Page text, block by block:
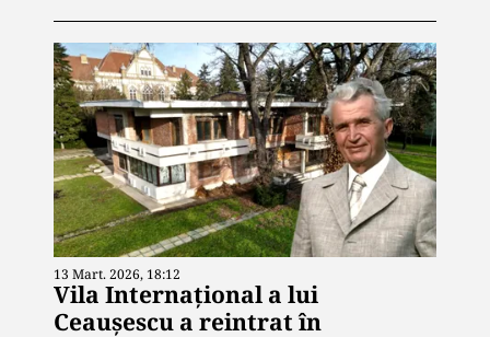
13 Mart. 2026, 18:12
Vila Internațional a lui
Ceaușescu a reintrat în